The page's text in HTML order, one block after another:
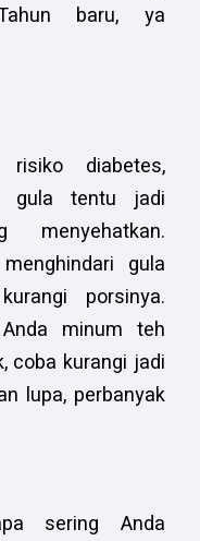
baru, ya
diabetes,
gula tentu jadi
gula
porsinya.
minum teh
coba kurangi jadi
lupa, perbanyak
sering Anda